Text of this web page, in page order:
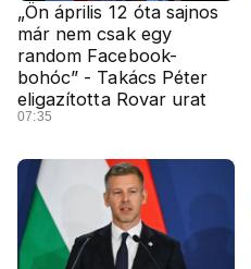
„Ön április 12 óta sajnos
már nem csak egy
random Facebook-
bohóc” - Takács Péter
eligazította Rovar urat
07:35